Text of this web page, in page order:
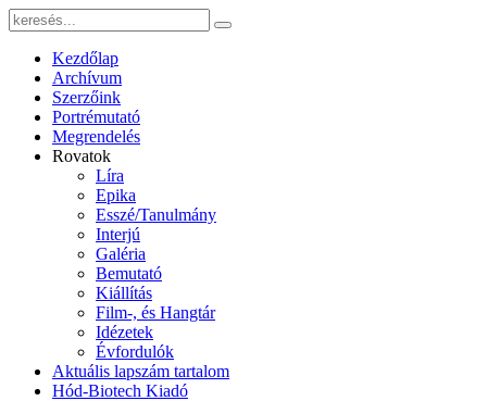
Kezdőlap
Archívum
Szerzőink
Portrémutató
Megrendelés
Rovatok
Líra
Epika
Esszé/Tanulmány
Interjú
Galéria
Bemutató
Kiállítás
Film-, és Hangtár
Idézetek
Évfordulók
Aktuális lapszám tartalom
Hód-Biotech Kiadó